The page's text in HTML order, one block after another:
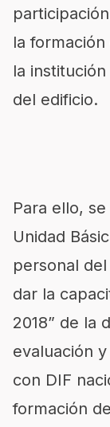
la
la
del edificio.
Para ello,
Unidad
personal
dar la
2018” de la
evaluación
con DIF
formación